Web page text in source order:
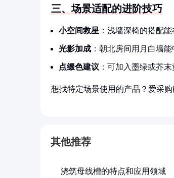
三、场景适配的进阶技巧
小空间救星 ：浅墙深椅的搭配
光影加成 ：朝北房间用月白墙
点缀色建议 ：可加入墨绿或芥
想找特定场景使用的产品？爱采
其他推荐
浇筑母线槽的特点和应用领域